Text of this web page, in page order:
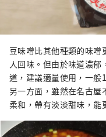
豆味噌比其他種類的味噌
人回味。但由於味道濃
道，建議適量使用，一般
另一方面，雖然在名古屋
柔和，帶有淡淡甜味，能